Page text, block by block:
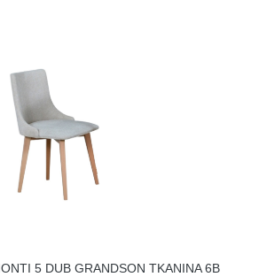
5 DUB GRANDSON TKANINA 6B